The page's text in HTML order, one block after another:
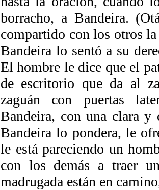
borracho, a Bandeira.
compartido con los otros
Bandeira lo sentó a su
El hombre le dice que el
de escritorio que da al
zaguán con puertas
Bandeira, con una clara y
Bandeira lo pondera, le
le está pareciendo un
con los demás a traer
madrugada están en